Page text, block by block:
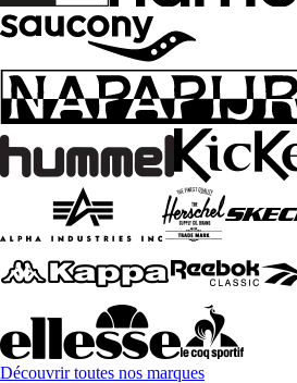
Découvrir toutes nos marques